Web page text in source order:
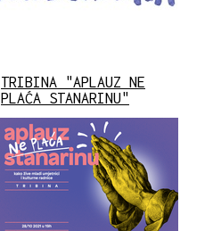
TRIBINA "APLAUZ NE
PLAĆA STANARINU"